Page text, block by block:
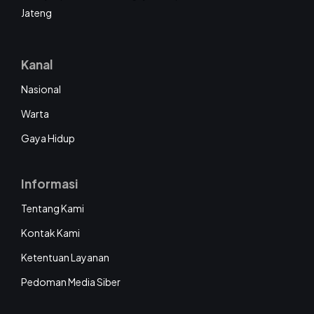
Jateng
Kanal
Nasional
Warta
Gaya Hidup
Informasi
Tentang Kami
Kontak Kami
Ketentuan Layanan
Pedoman Media Siber